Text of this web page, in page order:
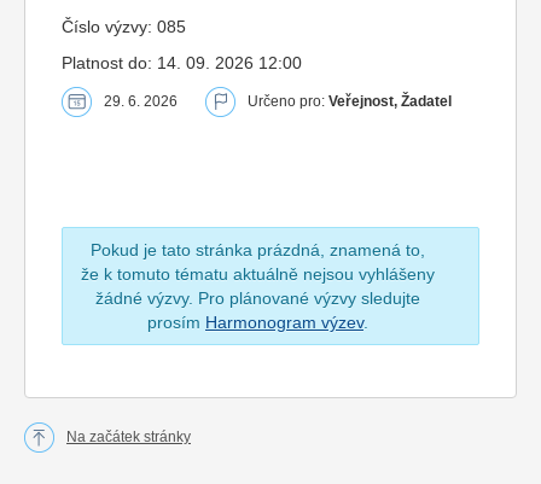
Číslo výzvy: 085
Platnost do: 14. 09. 2026 12:00
29. 6. 2026 Určeno pro: Veřejnost, Žadatel
Pokud je tato stránka prázdná, znamená to,
že k tomuto tématu aktuálně nejsou vyhlášeny
žádné výzvy. Pro plánované výzvy sledujte
prosím Harmonogram výzev.
Na začátek stránky